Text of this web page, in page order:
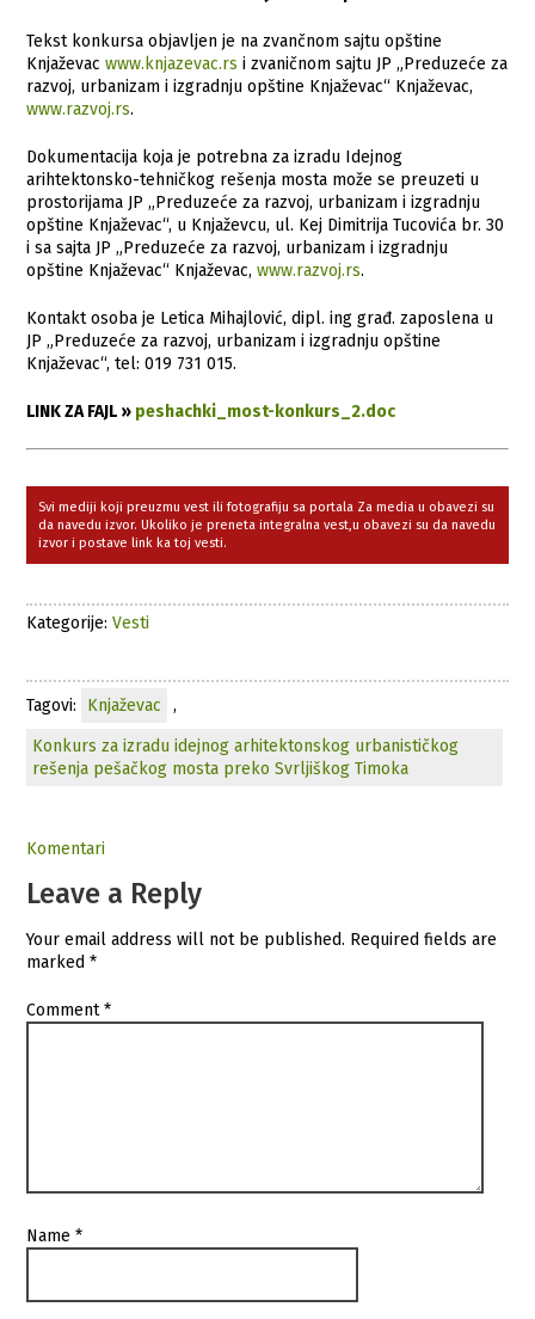
Tekst konkursa objavljen je na zvančnom sajtu opštine
Knjaževacwww.knjazevac.rs i zvaničnom sajtu JP „Preduzeće za
razvoj, urbanizam i izgradnju opštine Knjaževac“ Knjaževac,
www.razvoj.rs.
Dokumentacija koja je potrebna za izradu Idejnog
arihtektonsko-tehničkog rešenja mosta može se preuzeti u
prostorijama JP „Preduzeće za razvoj, urbanizam i izgradnju
opštine Knjaževac“, u Knjaževcu, ul. Kej Dimitrija Tucovića br. 30
i sa sajta JP „Preduzeće za razvoj, urbanizam i izgradnju
opštine Knjaževac“ Knjaževac,www.razvoj.rs.
Kontakt osoba je Letica Mihajlović, dipl. ing građ. zaposlena u
JP „Preduzeće za razvoj, urbanizam i izgradnju opštine
Knjaževac“, tel: 019 731 015.
LINK ZA FAJL » peshachki_most-konkurs_2.doc
Svi mediji koji preuzmu vest ili fotografiju sa portala Za media u obavezi su
da navedu izvor. Ukoliko je preneta integralna vest,u obavezi su da navedu
izvor i postave link ka toj vesti.
Kategorije:Vesti
Tagovi: Knjaževac
,
Konkurs za izradu idejnog arhitektonskog urbanističkog
rešenja pešačkog mosta preko Svrljiškog Timoka
Komentari
Leave a Reply
Your email address will not be published. Required fields are
marked*
Comment*
Name*